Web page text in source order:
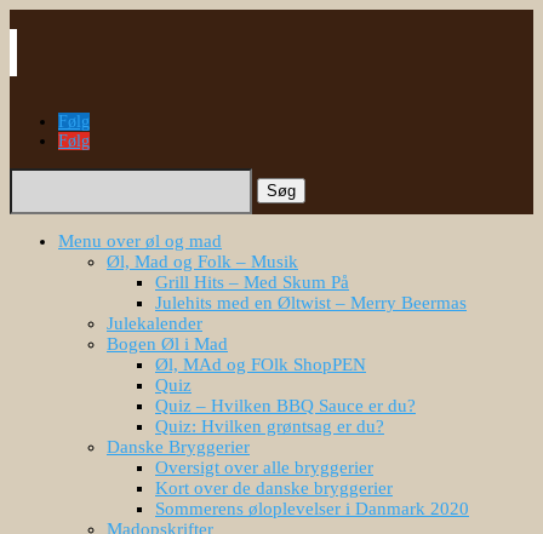
Følg
Følg
Søg
Menu over øl og mad
Øl, Mad og Folk – Musik
Grill Hits – Med Skum På
Julehits med en Øltwist – Merry Beermas
Julekalender
Bogen Øl i Mad
Øl, MAd og FOlk ShopPEN
Quiz
Quiz – Hvilken BBQ Sauce er du?
Quiz: Hvilken grøntsag er du?
Danske Bryggerier
Oversigt over alle bryggerier
Kort over de danske bryggerier
Sommerens øloplevelser i Danmark 2020
Madopskrifter